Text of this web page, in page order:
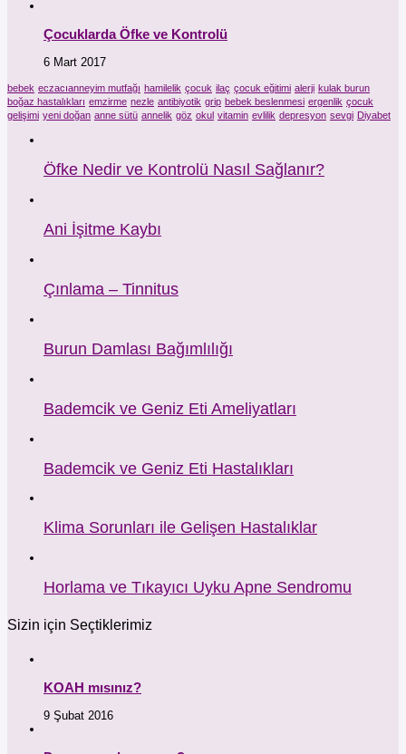
Çocuklarda Öfke ve Kontrolü
6 Mart 2017
bebek eczacıanneyim mutfağı hamilelik çocuk ilaç çocuk eğitimi alerji kulak burun
boğaz hastalıkları emzirme nezle antibiyotik grip bebek beslenmesi ergenlik çocuk
gelişimi yeni doğan anne sütü annelik göz okul vitamin evlilik depresyon sevgi Diyabet
Öfke Nedir ve Kontrolü Nasıl Sağlanır?
Ani İşitme Kaybı
Çınlama – Tinnitus
Burun Damlası Bağımlılığı
Bademcik ve Geniz Eti Ameliyatları
Bademcik ve Geniz Eti Hastalıkları
Klima Sorunları ile Gelişen Hastalıklar
Horlama ve Tıkayıcı Uyku Apne Sendromu
Sizin için Seçtiklerimiz
KOAH mısınız?
9 Şubat 2016